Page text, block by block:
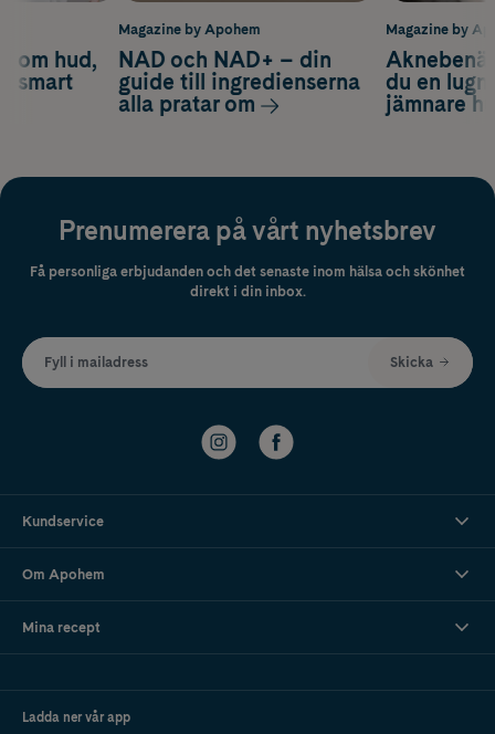
Magazine by
du en
jämnare
om hud,
smart
Magazine by Apohem
NAD och NAD+ – din
guide till ingredienserna
alla pratar om
Prenumerera på vårt nyhetsbrev
Få personliga erbjudanden och det senaste inom hälsa och skönhet
direkt i din inbox.
Fyll i mailadress Skicka
Kundservice
Om Apohem
Mina recept
Ladda ner vår app